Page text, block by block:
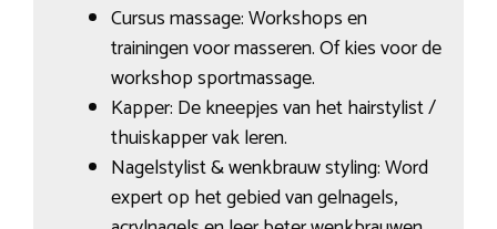
Cursus massage: Workshops en
trainingen voor masseren. Of kies voor de
workshop sportmassage.
Kapper: De kneepjes van het hairstylist /
thuiskapper vak leren.
Nagelstylist & wenkbrauw styling: Word
expert op het gebied van gelnagels,